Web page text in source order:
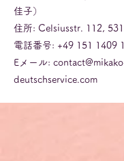
佳子）
住所: Celsiusstr. 112,
電話番号: +49 151 1409
Eメール:
deutschservice.com